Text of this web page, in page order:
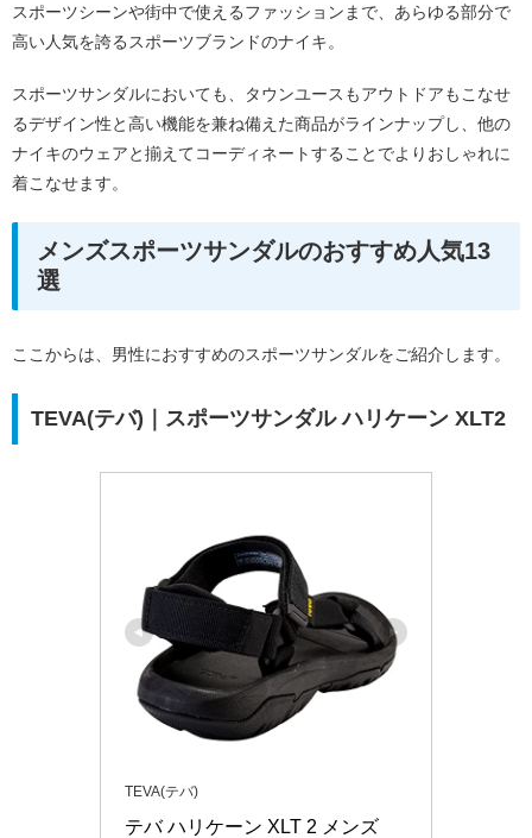
スポーツシーンや街中で使えるファッションまで、あらゆる部分で
高い人気を誇るスポーツブランドのナイキ。
スポーツサンダルにおいても、タウンユースもアウトドアもこなせ
るデザイン性と高い機能を兼ね備えた商品がラインナップし、他の
ナイキのウェアと揃えてコーディネートすることでよりおしゃれに
着こなせます。
メンズスポーツサンダルのおすすめ人気13
選
ここからは、男性におすすめのスポーツサンダルをご紹介します。
TEVA(テバ)｜スポーツサンダル ハリケーン XLT2
TEVA(テバ)
テバ ハリケーン XLT 2 メンズ